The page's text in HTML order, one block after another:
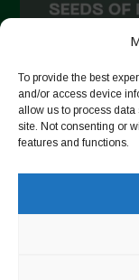
To provide the best
and/or access device
allow us to process
site. Not consenting or
features and functions.
Copyright © 2026.